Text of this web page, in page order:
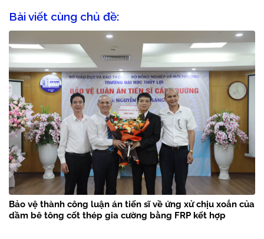
Bài viết cùng chủ đề:
Bảo vệ thành công luận án tiến sĩ về ứng xử chịu xoắn của
dầm bê tông cốt thép gia cường bằng FRP kết hợp